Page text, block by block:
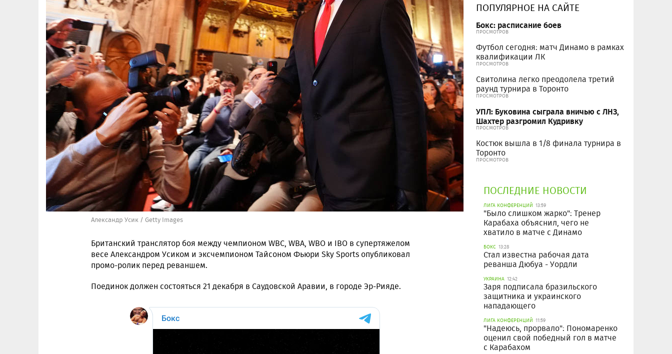
Александр Усик / Getty Images
Британский транслятор боя между чемпионом WBC, WBA, WBO и IBO в супертяжелом
весе Александром Усиком и эксчемпионом Тайсоном Фьюри Sky Sports опубликовал
промо-ролик перед реваншем.
Поединок должен состояться 21 декабря в Саудовской Аравии, в городе Эр-Рияде.
ПОПУЛЯРНОЕ НА САЙТЕ
Бокс: расписание боев
ПРОСМОТРОВ
Футбол сегодня: матч Динамо в рамках
квалификации ЛК
ПРОСМОТРОВ
Свитолина легко преодолела третий
раунд турнира в Торонто
ПРОСМОТРОВ
УПЛ: Буковина сыграла вничью с ЛНЗ,
Шахтер разгромил Кудривку
ПРОСМОТРОВ
Костюк вышла в 1/8 финала турнира в
Торонто
ПРОСМОТРОВ
ПОСЛЕДНИЕ НОВОСТИ
ЛИГА КОНФЕРЕНЦИЙ 13:59
"Было слишком жарко": Тренер
Карабаха объяснил, чего не
хватило в матче с Динамо
БОКС 13:28
Стал известна рабочая дата
реванша Дюбуа - Уордли
УКРАИНА 12:42
Заря подписала бразильского
защитника и украинского
нападающего
ЛИГА КОНФЕРЕНЦИЙ 11:59
"Надеюсь, прорвало": Пономаренко
оценил свой победный гол в матче
с Карабахом